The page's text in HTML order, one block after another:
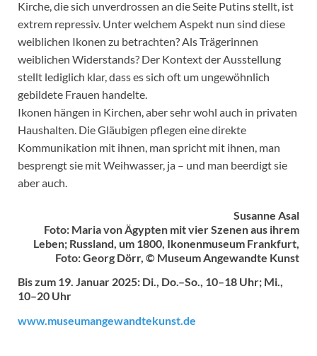
Kirche, die sich unverdrossen an die Seite Putins stellt, ist
extrem repressiv. Unter welchem Aspekt nun sind diese
weiblichen Ikonen zu betrachten? Als Trägerinnen
weiblichen Widerstands? Der Kontext der Ausstellung
stellt lediglich klar, dass es sich oft um ungewöhnlich
gebildete Frauen handelte.
Ikonen hängen in Kirchen, aber sehr wohl auch in privaten
Haushalten. Die Gläubigen pflegen eine direkte
Kommunikation mit ihnen, man spricht mit ihnen, man
besprengt sie mit Weihwasser, ja – und man beerdigt sie
aber auch.
Susanne Asal
Foto: Maria von Ägypten mit vier Szenen aus ihrem
Leben; Russland, um 1800, Ikonenmuseum Frankfurt,
Foto: Georg Dörr, © Museum Angewandte Kunst
Bis zum 19. Januar 2025: Di., Do.–So., 10–18 Uhr; Mi.,
10–20 Uhr
www.museumangewandtekunst.de